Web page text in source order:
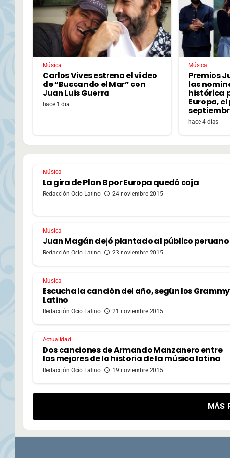
Música
Carlos Vives estrena el vídeo
de “Buscando el Mar” con
Juan Luis Guerra
hace 1 día
Música
Premios
las
histórica
Europa,
hace 4 días
Música
La gira de Plan B por Europa quedó coja
Redacción Ocio Latino 24 noviembre 2015
Música
Juan Magán dejó plantado al público peruano
Redacción Ocio Latino 23 noviembre 2015
Música
Escucha la canción del año, según los Grammy
Latino
Redacción Ocio Latino 21 noviembre 2015
Actualidad
Dos canciones de Armando Manzanero entre
las mejores de la historia de la música latina
Redacción Ocio Latino 19 noviembre 2015
MÁS